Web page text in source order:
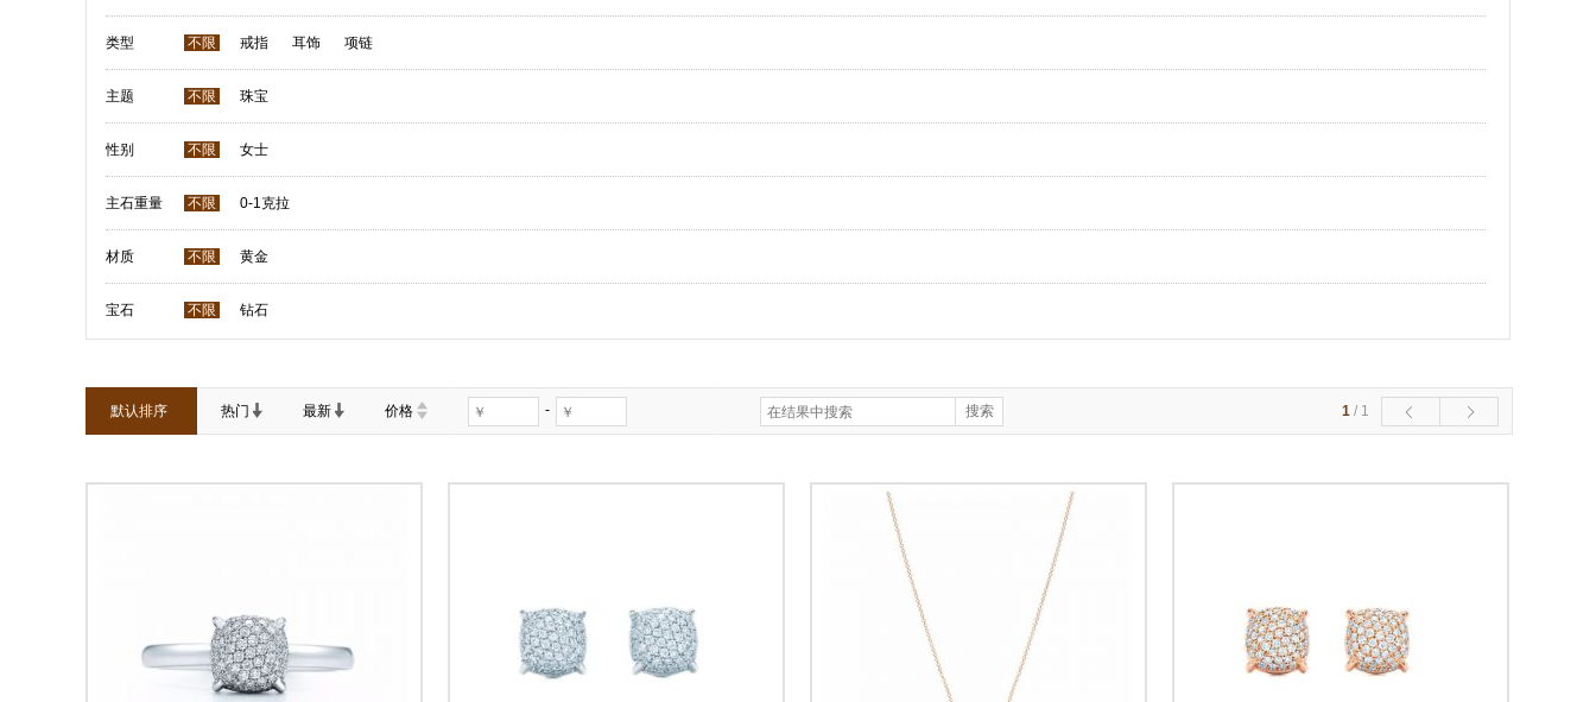
类型 不限 戒指 耳饰 项链
主题 不限 珠宝
性别 不限 女士
主石重量 不限 0-1克拉
材质 不限 黄金
宝石 不限 钻石
默认排序 热门 最新 价格 - 1 / 1